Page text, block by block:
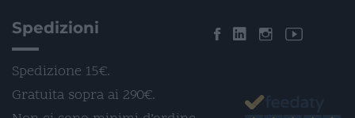
Spedizioni
Spedizione 15€.
Gratuita sopra ai 290€.